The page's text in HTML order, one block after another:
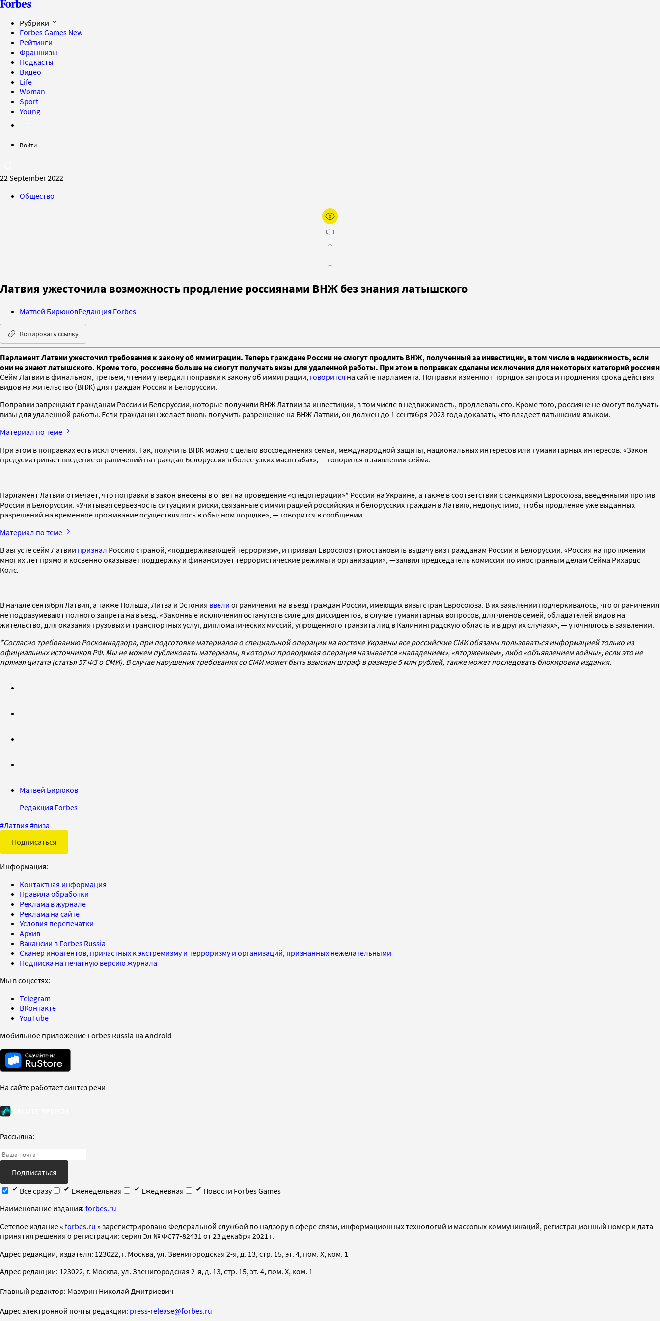
Рубрики
Forbes Games New
Рейтинги
Франшизы
Подкасты
Видео
Life
Woman
Sport
Young
Войти
22 September 2022
Общество
Латвия ужесточила возможность продление россиянами ВНЖ без знания латышского
Матвей БирюковРедакция Forbes
Копировать ссылку
Парламент Латвии ужесточил требования к закону об иммиграции. Теперь граждане России не смогут продлить ВНЖ, полученный за инвестиции, в том числе в недвижимость, если
они не знают латышского. Кроме того, россияне больше не смогут получать визы для удаленной работы. При этом в поправках сделаны исключения для некоторых категорий россиян
Сейм Латвии в финальном, третьем, чтении утвердил поправки к закону об иммиграции, говорится на сайте парламента. Поправки изменяют порядок запроса и продления срока действия
видов на жительство (ВНЖ) для граждан России и Белоруссии.
Поправки запрещают гражданам России и Белоруссии, которые получили ВНЖ Латвии за инвестиции, в том числе в недвижимость, продлевать его. Кроме того, россияне не смогут получать
визы для удаленной работы. Если гражданин желает вновь получить разрешение на ВНЖ Латвии, он должен до 1 сентября 2023 года доказать, что владеет латышским языком.
Материал по теме
При этом в поправках есть исключения. Так, получить ВНЖ можно с целью воссоединения семьи, международной защиты, национальных интересов или гуманитарных интересов. «Закон
предусматривает введение ограничений на граждан Белоруссии в более узких масштабах», — говорится в заявлении сейма.
Парламент Латвии отмечает, что поправки в закон внесены в ответ на проведение «спецоперации»* России на Украине, а также в соответствии с санкциями Евросоюза, введенными против
России и Белоруссии. «Учитывая серьезность ситуации и риски, связанные с иммиграцией российских и белорусских граждан в Латвию, недопустимо, чтобы продление уже выданных
разрешений на временное проживание осуществлялось в обычном порядке», — говорится в сообщении.
Материал по теме
В августе сейм Латвии признал Россию страной, «поддерживающей терроризм», и призвал Евросоюз приостановить выдачу виз гражданам России и Белоруссии. «Россия на протяжении
многих лет прямо и косвенно оказывает поддержку и финансирует террористические режимы и организации», —заявил председатель комиссии по иностранным делам Сейма Рихардс
Колс.
В начале сентября Латвия, а также Польша, Литва и Эстония ввели ограничения на въезд граждан России, имеющих визы стран Евросоюза. В их заявлении подчеркивалось, что ограничения
не подразумевают полного запрета на въезд. «Законные исключения останутся в силе для диссидентов, в случае гуманитарных вопросов, для членов семей, обладателей видов на
жительство, для оказания грузовых и транспортных услуг, дипломатических миссий, упрощенного транзита лиц в Калининградскую область и в других случаях», — уточнялось в заявлении.
*Согласно требованию Роскомнадзора, при подготовке материалов о специальной операции на востоке Украины все российские СМИ обязаны пользоваться информацией только из
официальных источников РФ. Мы не можем публиковать материалы, в которых проводимая операция называется «нападением», «вторжением», либо «объявлением войны», если это не
прямая цитата (статья 57 ФЗ о СМИ). В случае нарушения требования со СМИ может быть взыскан штраф в размере 5 млн рублей, также может последовать блокировка издания.
Матвей Бирюков
Редакция Forbes
#Латвия #виза
Подписаться
Информация:
Контактная информация
Правила обработки
Реклама в журнале
Реклама на сайте
Условия перепечатки
Архив
Вакансии в Forbes Russia
Сканер иноагентов, причастных к экстремизму и терроризму и организаций, признанных нежелательными
Подписка на печатную версию журнала
Мы в соцсетях:
Telegram
ВКонтакте
YouTube
Мобильное приложение Forbes Russia на Android
На сайте работает синтез речи
Рассылка:
Подписаться
Все сразу
Еженедельная Ежедневная
Новости Forbes Games
Наименование издания: forbes.ru
Cетевое издание « forbes.ru » зарегистрировано Федеральной службой по надзору в сфере связи, информационных технологий и массовых коммуникаций, регистрационный номер и дата
принятия решения о регистрации: серия Эл № ФС77-82431 от 23 декабря 2021 г.
Адрес редакции, издателя: 123022, г. Москва, ул. Звенигородская 2-я, д. 13, стр. 15, эт. 4, пом. X, ком. 1
Адрес редакции: 123022, г. Москва, ул. Звенигородская 2-я, д. 13, стр. 15, эт. 4, пом. X, ком. 1
Главный редактор: Мазурин Николай Дмитриевич
Адрес электронной почты редакции: press-release@forbes.ru